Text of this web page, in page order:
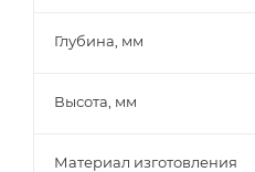
Глубина, мм
Высота, мм
Материал изготовления